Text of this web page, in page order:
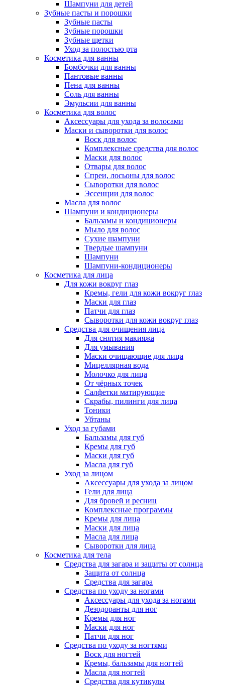
Шампуни для детей
Зубные пасты и порошки
Зубные пасты
Зубные порошки
Зубные щетки
Уход за полостью рта
Косметика для ванны
Бомбочки для ванны
Пантовые ванны
Пена для ванны
Соль для ванны
Эмульсии для ванны
Косметика для волос
Аксессуары для ухода за волосами
Маски и сыворотки для волос
Воск для волос
Комплексные средства для волос
Маски для волос
Отвары для волос
Спреи, лосьоны для волос
Сыворотки для волос
Эссенции для волос
Масла для волос
Шампуни и кондиционеры
Бальзамы и кондиционеры
Мыло для волос
Сухие шампуни
Твердые шампуни
Шампуни
Шампуни-кондиционеры
Косметика для лица
Для кожи вокруг глаз
Кремы, гели для кожи вокруг глаз
Маски для глаз
Патчи для глаз
Сыворотки для кожи вокруг глаз
Средства для очищения лица
Для снятия макияжа
Для умывания
Маски очищающие для лица
Мицеллярная вода
Молочко для лица
От чёрных точек
Салфетки матирующие
Скрабы, пилинги для лица
Тоники
Убтаны
Уход за губами
Бальзамы для губ
Кремы для губ
Маски для губ
Масла для губ
Уход за лицом
Аксессуары для ухода за лицом
Гели для лица
Для бровей и ресниц
Комплексные программы
Кремы для лица
Маски для лица
Масла для лица
Сыворотки для лица
Косметика для тела
Средства для загара и защиты от солнца
Защита от солнца
Средства для загара
Средства по уходу за ногами
Аксессуары для ухода за ногами
Дезодоранты для ног
Кремы для ног
Маски для ног
Патчи для ног
Средства по уходу за ногтями
Воск для ногтей
Кремы, бальзамы для ногтей
Масла для ногтей
Средства для кутикулы